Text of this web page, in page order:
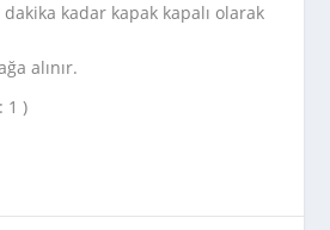
dakika kadar kapak kapalı olarak
alınır.
1 )